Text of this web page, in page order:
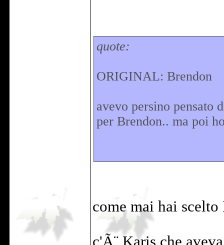
quote:
ORIGINAL: Brendon
avevo persino pensato
per Brendon.. ma poi
come mai hai
c'Ã¨ Karis che